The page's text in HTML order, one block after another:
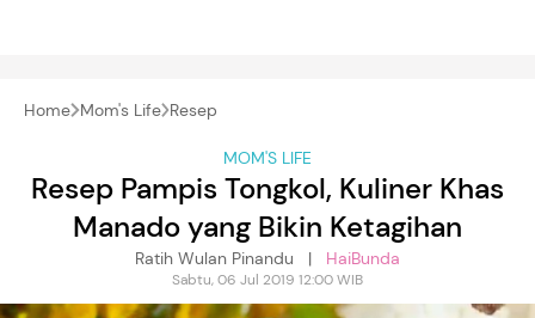
Home Mom's Life Resep
MOM'S LIFE
Resep Pampis Tongkol, Kuliner Khas
Manado yang Bikin Ketagihan
Ratih Wulan Pinandu | HaiBunda
Sabtu, 06 Jul 2019 12:00 WIB